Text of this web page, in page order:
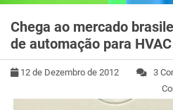
Chega ao mercado
de automação para HVAC
12 de Dezembro de 2012
3